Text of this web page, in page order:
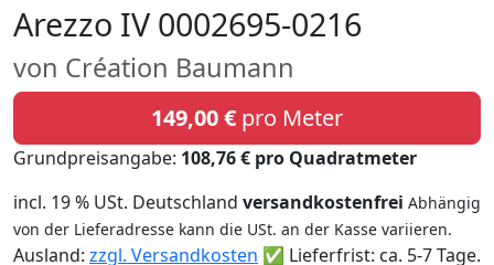
Arezzo IV 0002695-0216
von Création Baumann
149,00 € pro Meter
Grundpreisangabe: 108,76 € pro Quadratmeter
incl. 19 % USt. Deutschland versandkostenfrei Abhängig
von der Lieferadresse kann die USt. an der Kasse variieren.
Ausland: zzgl. Versandkosten ✅ Lieferfrist: ca. 5-7 Tage.